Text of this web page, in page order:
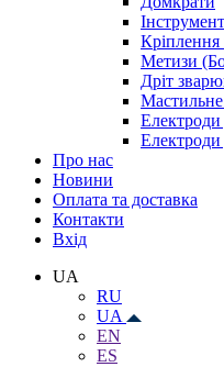
Інструмент
Метизи
Дріт
Мастильне
Про нас
Новини
Оплата та доставка
Контакти
Вхiд
UA
RU
UA
EN
ES